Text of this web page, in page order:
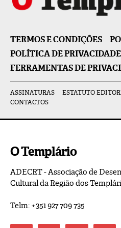
TERMOS E CONDIÇÕES
POLÍTICA DE PRIVACIDADE
FERRAMENTAS DE
ASSINATURAS ESTATUTO
CONTACTOS
O Templário
ADECRT - Associação de
Cultural da Região dos
Telm: +351 927 709 735